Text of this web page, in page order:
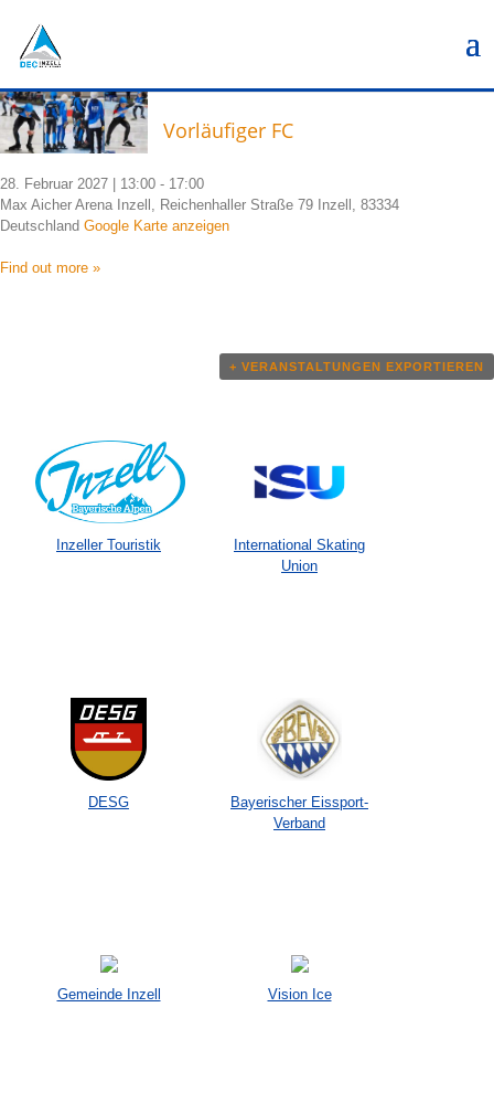
Vorläufiger FC
28. Februar 2027 | 13:00 - 17:00
Max Aicher Arena Inzell, Reichenhaller Straße 79 Inzell, 83334
Deutschland Google Karte anzeigen
Find out more »
+ VERANSTALTUNGEN EXPORTIEREN
Inzeller Touristik
International Skating
Union
DESG
Bayerischer Eissport-
Verband
Gemeinde Inzell Vision Ice